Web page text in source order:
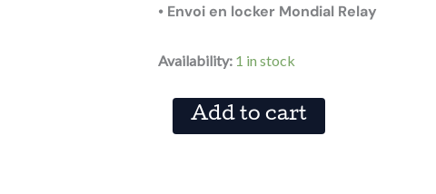
• Envoi en locker Mondial Relay
Availability: 1 in stock
TAPIS
quantityAdd to cart